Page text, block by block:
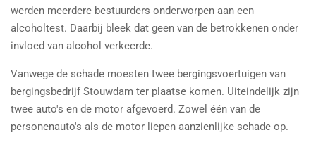
werden meerdere bestuurders onderworpen aan een
alcoholtest. Daarbij bleek dat geen van de betrokkenen onder
invloed van alcohol verkeerde.
Vanwege de schade moesten twee bergingsvoertuigen van
bergingsbedrijf Stouwdam ter plaatse komen. Uiteindelijk zijn
twee auto's en de motor afgevoerd. Zowel één van de
personenauto's als de motor liepen aanzienlijke schade op.